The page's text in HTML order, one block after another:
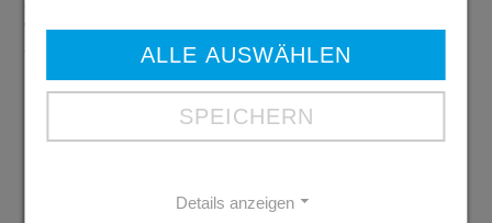
Wirtschaftlichkeit mit sozialer Verantwortung
Im Austausch mit dem
Dyczmons (Ausbilder/Lehrer Perspektiv gGmbH),
ALLE AUSWÄHLEN
SPEICHERN
Details anzeigen